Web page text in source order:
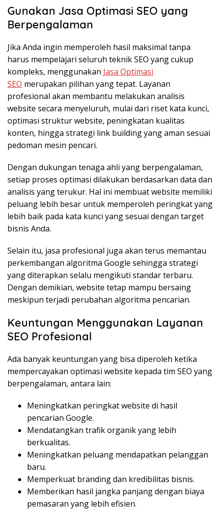
Gunakan Jasa Optimasi SEO yang
Berpengalaman
Jika Anda ingin memperoleh hasil maksimal tanpa
harus mempelajari seluruh teknik SEO yang cukup
kompleks, menggunakan Jasa Optimasi
SEO merupakan pilihan yang tepat. Layanan
profesional akan membantu melakukan analisis
website secara menyeluruh, mulai dari riset kata kunci,
optimasi struktur website, peningkatan kualitas
konten, hingga strategi link building yang aman sesuai
pedoman mesin pencari.
Dengan dukungan tenaga ahli yang berpengalaman,
setiap proses optimasi dilakukan berdasarkan data dan
analisis yang terukur. Hal ini membuat website memiliki
peluang lebih besar untuk memperoleh peringkat yang
lebih baik pada kata kunci yang sesuai dengan target
bisnis Anda.
Selain itu, jasa profesional juga akan terus memantau
perkembangan algoritma Google sehingga strategi
yang diterapkan selalu mengikuti standar terbaru.
Dengan demikian, website tetap mampu bersaing
meskipun terjadi perubahan algoritma pencarian.
Keuntungan Menggunakan Layanan
SEO Profesional
Ada banyak keuntungan yang bisa diperoleh ketika
mempercayakan optimasi website kepada tim SEO yang
berpengalaman, antara lain:
Meningkatkan peringkat website di hasil
pencarian Google.
Mendatangkan trafik organik yang lebih
berkualitas.
Meningkatkan peluang mendapatkan pelanggan
baru.
Memperkuat branding dan kredibilitas bisnis.
Memberikan hasil jangka panjang dengan biaya
pemasaran yang lebih efisien.